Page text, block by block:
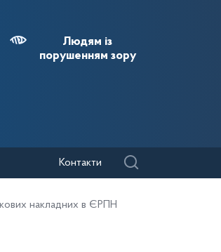
Людям із
порушенням зору
Контакти
накладних в ЄРПН